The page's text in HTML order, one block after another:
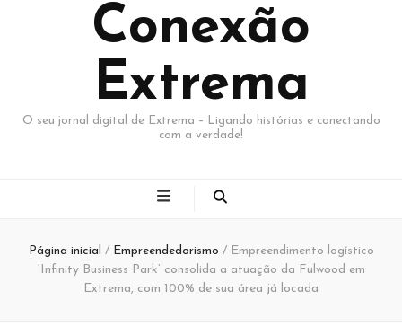
Conexão
Extrema
O seu jornal digital de Extrema – Ligando histórias e conectando
com a verdade!
Página inicial / Empreendedorismo / Empreendimento logístico
‘Infinity Business Park’ consolida a atuação da Fulwood em
Extrema, com 100% de sua área já locada